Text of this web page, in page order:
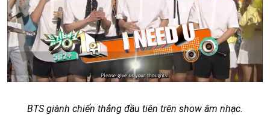
BTS giành chiến thắng đầu tiên trên show âm nhạc.